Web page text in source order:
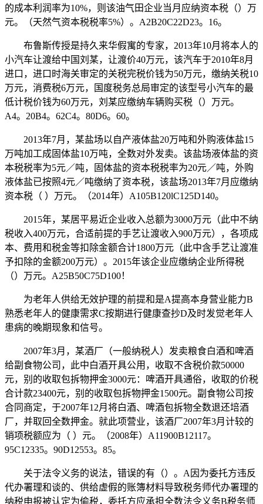
的成本利润率为10%，则该油气田企业当月应纳资本税（）万
元。（天然气资本税税率5%）。A2B20C22D23。16。
布鲁斯传授是持久来华假寓的专家，2013年10月将本人的
小汽车让渡给中国刘某，让渡价40万元，该汽车于2010年8月
进口，进口时海关审定的关税完税价钱为50万元，缴纳关税10
万元，消费税6万元，国度税务总局审定的该型号小汽车的最
低计税价钱为60万元，刘某应缴纳车辆购买税（）万元。
A4。20B4。62C4。80D6。60。
2013年7月，某盐场以自产液体盐20万吨和外购液体盐15
万吨加工成固体盐10万吨，全数对外发卖。该盐场液体盐的资
本税税率为5元／吨，固体盐的资本税税率为20元／吨，外购
液体盐已按照4元／吨缴纳了资本税，该盐场2013年7月应缴纳
资本税（ ）万元。（2014年）A105B120lC125D140。
2015年，某居平易近企业收入总额为3000万元（此中不纳
税收入400万元，合适前提的手艺让渡收入900万元），各项成
本、费用和税金等扣除金额合计1800万元（此中含手艺让渡准
予扣除的金额200万元）。2015年该企业应缴纳企业所得税
（）万元。A25B50C75D100！
为老年人供给无效护理的前提和是A提高本身营业能力B
熟悉老年人的健康需求C按期进行健康查抄D及时发觉老年人
患病的晚期现象和信号。
2007年3月，某酒厂（一般纳税人）发卖粮食白酒和啤酒
给副食物公司，此中白酒开具公用，收取不含税价款50000
元，别的收取包拆物押金3000元：啤酒开具通俗，收取的价税
合计款23400元，别的收取包拆物押金1500元。副食物公司按
合同商定，于2007年12月将白酒、啤酒包拆物全数退还培酒
厂，并取回全数押金。就此项营业，该酒厂2007年3月计较的
销项税额应为（ ）元。（2008年）A11900B12117。
95C12335。90D12553。85。
关于法令义务的说法，错误的有（）。A因为委托方违反
代办署理和谈的、供给虚假的账簿材料导致税务师代办署理的
纳税申报被认定为偷税，委托方应承担全数法令义务B税务师